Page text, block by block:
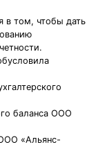
в том, чтобы дать
баланса ООО
«Альянс-